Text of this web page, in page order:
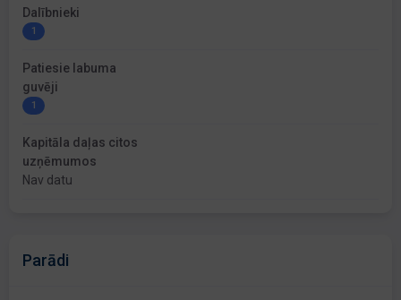
Dalībnieki
1
Patiesie labuma
guvēji
1
Kapitāla daļas citos
uzņēmumos
Nav datu
Parādi